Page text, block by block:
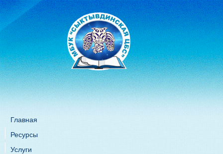
Главная
Ресурсы
Услуги